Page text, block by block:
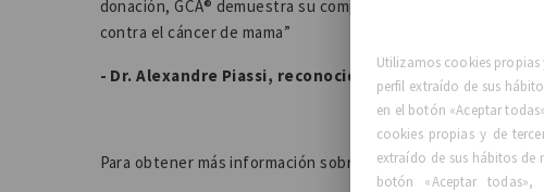
donación, GCA® demuestra su compromiso de apoyar y
contra el cáncer de mama”
- Dr. Alexandre Piassi, reconocido cirujano plástico y
Para obtener más información sobre la campaña, visite el
Utilizamos cookies
perfil extraído de sus
en el botón «Aceptar
cookies propias y de
extraído de sus hábitos de
botón «Aceptar